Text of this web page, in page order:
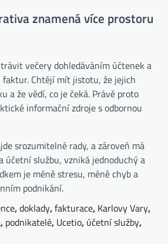
znamená více prostoru
večery dohledáváním účtenek a
Chtějí mít jistotu, že jejich
a že vědí, co je čeká. Právě proto
informační zdroje s odbornou
srozumitelné rady, a zároveň má
účetní službu, vzniká jednoduchý a
je méně stresu, méně chyb a
podnikání.
,doklady,fakturace, Karlovy Vary,
, podnikatelé, Ucetio, účetní služby,